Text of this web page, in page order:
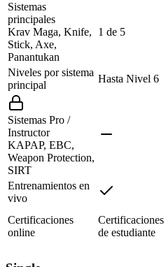
Sistemas
principales
Krav Maga, Knife,
Stick, Axe,
Panantukan
1 de 5
Niveles por sistema
principal
Hasta Nivel 6
Sistemas Pro /
Instructor
KAPAP, EBC,
Weapon Protection,
SIRT
Entrenamientos en
vivo
Certificaciones
online
Certificaciones
de estudiante